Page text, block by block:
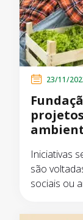
23/11/
Iniciativas
são
sociais ou